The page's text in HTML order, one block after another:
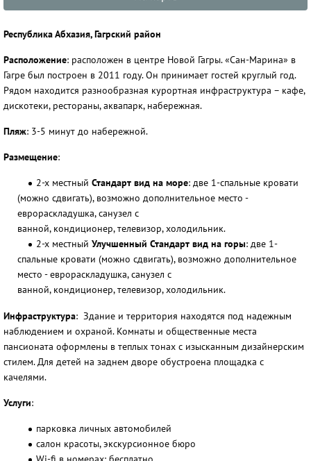
Республика Абхазия, Гагрский район
Расположение: расположен в центре Новой Гагры. «Сан-Марина» в
Гагре был построен в 2011 году. Он принимает гостей круглый год.
Рядом находится разнообразная курортная инфраструктура – кафе,
дискотеки, рестораны, аквапарк, набережная.
Пляж: 3-5 минут до набережной.
Размещение:
2-х местный Стандарт вид на море: две 1-спальные кровати
(можно сдвигать), возможно дополнительное место -
еврораскладушка, санузел с
ванной, кондиционер, телевизор, холодильник.
2-х местный Улучшенный Стандарт вид на горы: две 1-
спальные кровати (можно сдвигать), возможно дополнительное
место - еврораскладушка, санузел с
ванной, кондиционер, телевизор, холодильник.
Инфраструктура: Здание и территория находятся под надежным
наблюдением и охраной. Комнаты и общественные места
пансионата оформлены в теплых тонах с изысканным дизайнерским
стилем. Для детей на заднем дворе обустроена площадка с
качелями.
Услуги:
парковка личных автомобилей
салон красоты, экскурсионное бюро